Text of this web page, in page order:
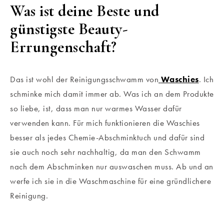
Was ist deine Beste und
günstigste Beauty-
Errungenschaft?
Das ist wohl der Reinigungsschwamm von Waschies. Ich
schminke mich damit immer ab. Was ich an dem Produkte
so liebe, ist, dass man nur warmes Wasser dafür
verwenden kann. Für mich funktionieren die Waschies
besser als jedes Chemie-Abschminktuch und dafür sind
sie auch noch sehr nachhaltig, da man den Schwamm
nach dem Abschminken nur auswaschen muss. Ab und an
werfe ich sie in die Waschmaschine für eine gründlichere
Reinigung.